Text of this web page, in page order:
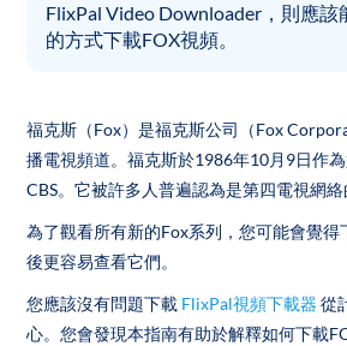
FlixPal Video Downloader，則應該
的方式下載FOX視頻。
福克斯（Fox）是福克斯公司（Fox
播電視頻道。福克斯於1986年10月9日作
CBS。它被許多人普遍認為是第四電視網絡
為了觀看所有新的Fox系列，您可能會覺得
後更容易查看它們。
您應該沒有問題下載 FlixPal視頻下載器從
心。您會發現本指南有助於解釋如何下載